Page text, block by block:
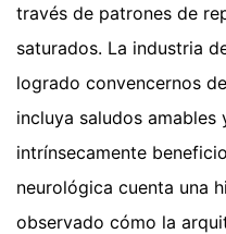
través de patrones de
saturados. La industria
logrado convencernos
incluya saludos
intrínsecamente
neurológica cuenta una
observado cómo la